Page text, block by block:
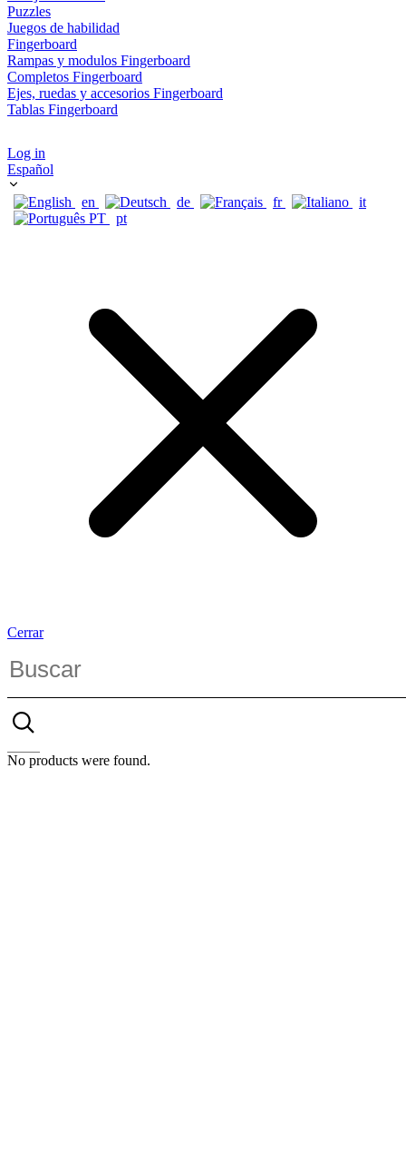
Puzzles
Juegos de habilidad
Fingerboard
Rampas y modulos Fingerboard
Completos Fingerboard
Ejes, ruedas y accesorios Fingerboard
Tablas Fingerboard
Log in
Español
en de fr
it
pt
Cerrar
No products were found.